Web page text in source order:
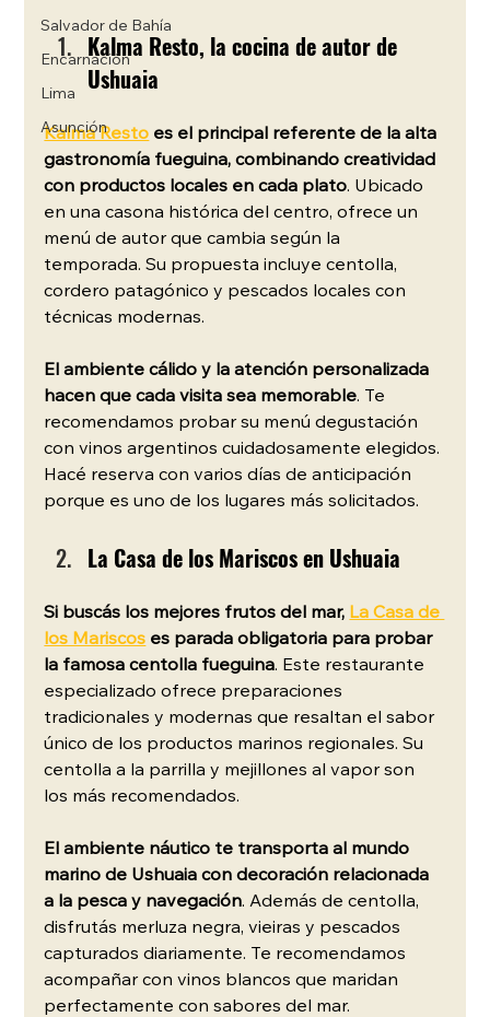
Salvador de Bahía
Encarnación
Lima
Asunción
Kalma Resto, la cocina de autor de
Ushuaia
Kalma Resto es el principal referente de la alta
gastronomía fueguina, combinando creatividad
con productos locales en cada plato. Ubicado
en una casona histórica del centro, ofrece un
menú de autor que cambia según la
temporada. Su propuesta incluye centolla,
cordero patagónico y pescados locales con
técnicas modernas.
El ambiente cálido y la atención personalizada
hacen que cada visita sea memorable. Te
recomendamos probar su menú degustación
con vinos argentinos cuidadosamente elegidos.
Hacé reserva con varios días de anticipación
porque es uno de los lugares más solicitados.
La Casa de los Mariscos en Ushuaia
Si buscás los mejores frutos del mar, La Casa de
los Mariscos es parada obligatoria para probar
la famosa centolla fueguina. Este restaurante
especializado ofrece preparaciones
tradicionales y modernas que resaltan el sabor
único de los productos marinos regionales. Su
centolla a la parrilla y mejillones al vapor son
los más recomendados.
El ambiente náutico te transporta al mundo
marino de Ushuaia con decoración relacionada
a la pesca y navegación. Además de centolla,
disfrutás merluza negra, vieiras y pescados
capturados diariamente. Te recomendamos
acompañar con vinos blancos que maridan
perfectamente con sabores del mar.